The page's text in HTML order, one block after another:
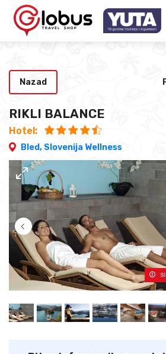
RIKLI BALANCE
Hotel:
Bled, Slovenija Wellness
Nazad